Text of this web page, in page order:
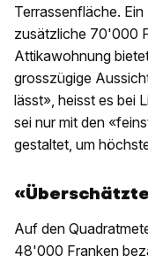
Terrassenfläche.
zusätzliche 70'000
Attikawohnung
grosszügige
lässt», heisst es bei
sei nur mit den
gestaltet, um
Auf den
48'000 Franken